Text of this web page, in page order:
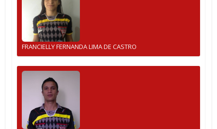
FRANCIELLY FERNANDA LIMA DE CASTRO